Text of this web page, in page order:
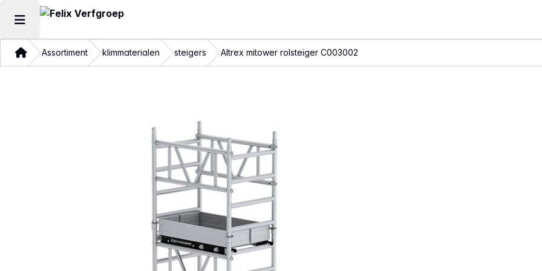
Hoofdmenu openen
ThuisAssortiment klimmaterialen steigers Altrex mitower rolsteiger C003002